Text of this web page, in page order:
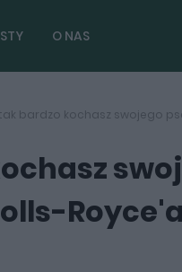
O NAS
bardzo kochasz swojego